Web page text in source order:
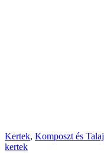
Kertek, Komposzt és Talaj
kertek